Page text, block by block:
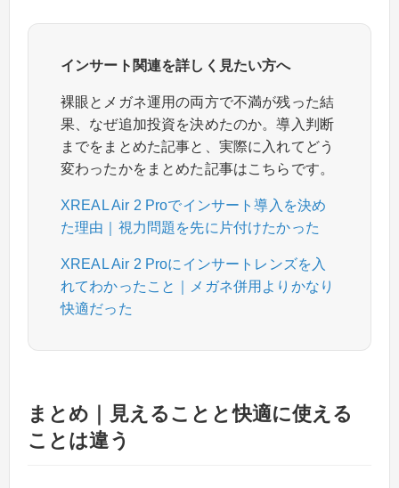
インサート関連を詳しく見たい方へ
裸眼とメガネ運用の両方で不満が残った結
果、なぜ追加投資を決めたのか。導入判断
までをまとめた記事と、実際に入れてどう
変わったかをまとめた記事はこちらです。
XREAL Air 2 Proでインサート導入を決め
た理由｜視力問題を先に片付けたかった
XREAL Air 2 Proにインサートレンズを入
れてわかったこと｜メガネ併用よりかなり
快適だった
まとめ｜見えることと快適に使える
ことは違う